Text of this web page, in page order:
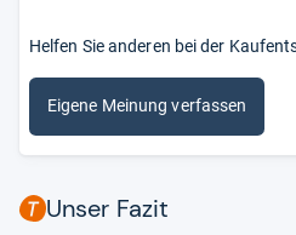
Helfen Sie anderen bei der
Eigene Meinung verfassen
Unser Fazit